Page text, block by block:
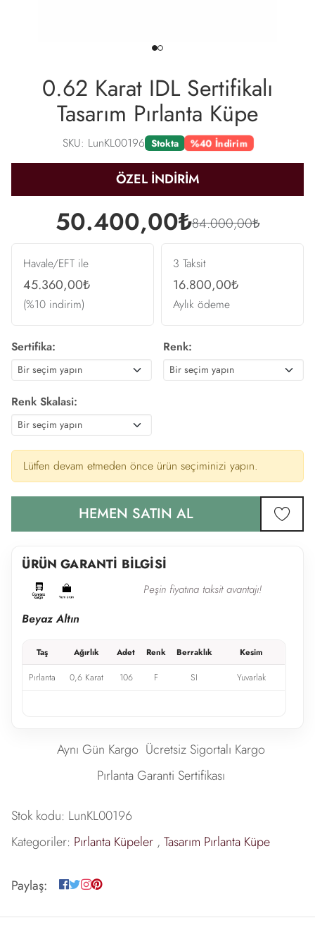
0.62 Karat IDL Sertifikalı
Tasarım Pırlanta Küpe
SKU: LunKL00196 Stokta %40 İndirim
ÖZEL İNDİRİM
50.400,00₺84.000,00₺
Havale/EFT ile
45.360,00₺
(%10 indirim)
3 Taksit
16.800,00₺
Aylık ödeme
Sertifika: Renk:
Renk Skalasi:
Lütfen devam etmeden önce ürün seçiminizi yapın.
HEMEN SATIN AL
ÜRÜN GARANTİ BİLGİSİ
Peşin fiyatına taksit avantajı!
Beyaz Altın
Taş Ağırlık Adet Renk Berraklık Kesim
Pırlanta 0,6 Karat 106 F SI Yuvarlak
Aynı Gün Kargo Ücretsiz Sigortalı Kargo
Pırlanta Garanti Sertifikası
Stok kodu: LunKL00196
Kategoriler: Pırlanta Küpeler , Tasarım Pırlanta Küpe
Paylaş: